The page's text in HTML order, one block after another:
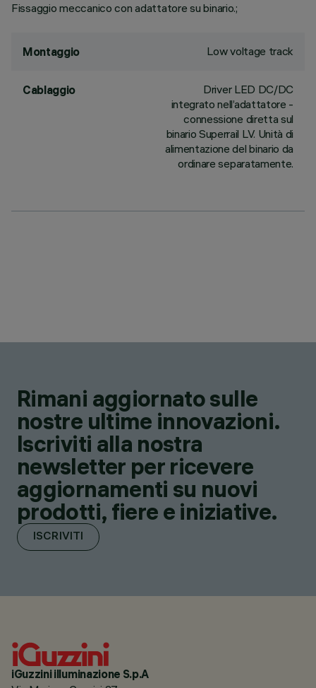
Fissaggio meccanico con adattatore su binario.;
Montaggio Low voltage track
Cablaggio
Driver LED DC/DC
integrato nell’adattatore -
connessione diretta sul
binario Superrail LV. Unità di
alimentazione del binario da
ordinare separatamente.
Rimani aggiornato sulle
nostre ultime innovazioni.
Iscriviti alla nostra
newsletter per ricevere
aggiornamenti su nuovi
prodotti, fiere e iniziative.
ISCRIVITI
iGuzzini illuminazione S.p.A